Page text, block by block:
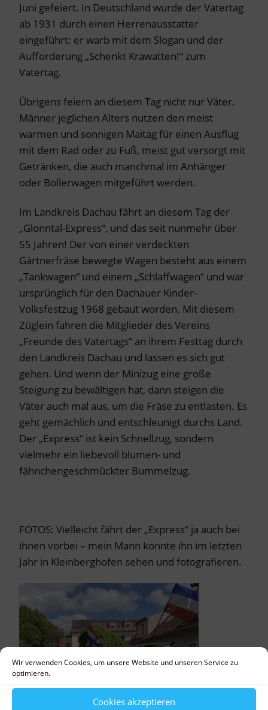
Wir verwenden Cookies, um unsere Website und unseren Service zu
optimieren.
Cookies akzeptieren
Juni gefeiert. In Deutschland wurde der Vatertag
ab 1931 durch einen Herrenausstatter
eingeführt: er warb mit dem Slogan und der
Aufforderung „Schenkt Krawatten!“ zum
Vatertag.
Übrigens feiern an diesem Tag nicht nur Väter.
Männer jeglichen Alters nutzen den meist
warmen und sonnigen Maitag für einen Ausflug
mit dem Rad oder zu Fuß, meist gut versorgt mit
Getränken, die auch manchmal im Anhänger
oder Bollerwagen mitgeführt werden.
Im Landkreis Dachau fährt an diesem Tag der
„Glonntal-Express“, und das seit nunmehr über
55 Jahren! Der von einer verdeckten
Gärtnerfräse bewegte Wagen besteht aus einem
„Tankwagen“ und einem „Schlaffwagen“ und war
ursprünglich für den Dachauer Kinder-
Volksfestzug 1968 gebaut worden. Mit diesem
Züglein fahren die Mitglieder des Vereins
„Freunde des Vatertags“ an ihrem Festtag durch
den Landkreis Dachau und lassen es sich gut
gehen. Und wenn der Minizug eine große
Steigung zu bewältigen hat, dann steigen die
Väter auch mal aus, um die Fräse zu entlasten. Es
geht gemächlich und entschleunigt durchs Land.
Der „Express“ ist kein Schnellzug, sondern
vielmehr ein liebevoll blumen- und
fähnchengeschmückter Bummelzug.
FOTOS: Vielleicht fährt der „Express“ ja auch bei
ihnen vorbei – mein Mann konnte ihn im letzten
Jahr in Kleinberghofen sehen und fotografieren.